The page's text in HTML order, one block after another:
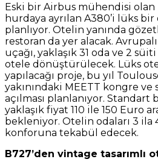
Eski bir Airbus mühendisi
hurdaya ayrılan A380’i lüks
planlıyor. Otelin yanında
restoran da yer alacak.
uçağı, yaklaşık 31 oda ve 2
otele dönüştürülecek. Lüks
yapılacağı proje, bu yıl
yakınındaki MEETT kongre
açılması planlanıyor.
yaklaşık fiyat 110 ile 150 Euro
bekleniyor. Otelin odaları 3 ila
konforuna tekabül edecek.
B727’den vintage tasarımlı